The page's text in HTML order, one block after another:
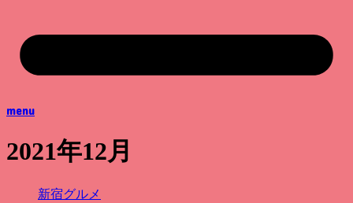
menu
2021年12月
新宿グルメ